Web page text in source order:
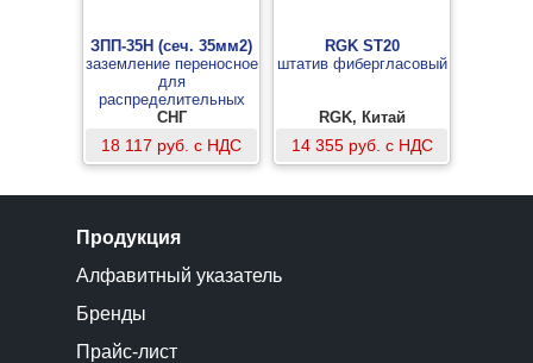
ЗПП-35Н (сеч. 35мм2)
заземление переносное
для
распределительных
устройств 3-х фазное
до 35кВ с одной
штангой
СНГ
18 117 руб. с НДС
RGK ST20
штатив фибергласовый
RGK, Китай
14 355 руб. с НДС
Продукция
Алфавитный указатель
Бренды
Прайс-лист